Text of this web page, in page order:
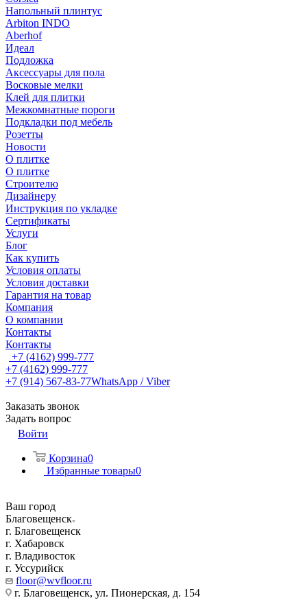
Напольный плинтус
Arbiton INDO
Aberhof
Идеал
Подложка
Аксессуары для пола
Восковые мелки
Клей для плитки
Межкомнатные пороги
Подкладки под мебель
Розетты
Новости
О плитке
О плитке
Строителю
Дизайнеру
Инструкция по укладке
Сертификаты
Услуги
Блог
Как купить
Условия оплаты
Условия доставки
Гарантия на товар
Компания
О компании
Контакты
Контакты
+7 (4162) 999-777
+7 (4162) 999-777
+7 (914) 567-83-77WhatsApp / Viber
Заказать звонок
Задать вопрос
Войти
Корзина0
Избранные товары0
Ваш город
Благовещенск
г. Благовещенск
г. Хабаровск
г. Владивосток
г. Уссурийск
floor@wvfloor.ru
г. Благовещенск, ул. Пионерская, д. 154